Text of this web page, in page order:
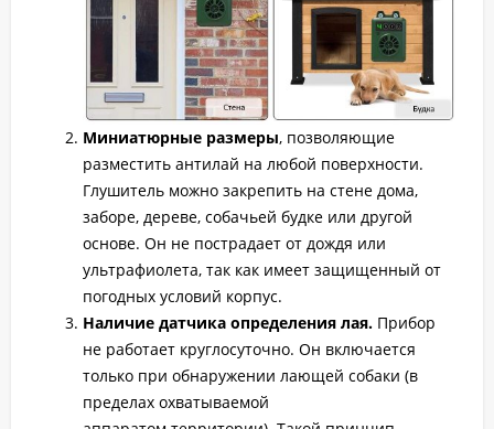
Миниатюрные размеры, позволяющие
разместить антилай на любой поверхности.
Глушитель можно закрепить на стене дома,
заборе, дереве, собачьей будке или другой
основе. Он не пострадает от дождя или
ультрафиолета, так как имеет защищенный от
погодных условий корпус.
Наличие датчика определения лая. Прибор
не работает круглосуточно. Он включается
только при обнаружении лающей собаки (в
пределах охватываемой